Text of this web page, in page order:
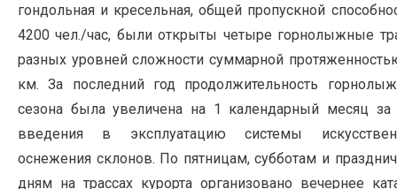
гондольная и кресельная, общей пропускной
4200 чел./час, были открыты четыре горнолыжные
разных уровней сложности суммарной
км. За последний год продолжительность
сезона была увеличена на 1 календарный месяц за
введения в эксплуатацию системы
оснежения склонов. По пятницам, субботам и
дням на трассах курорта организовано вечернее